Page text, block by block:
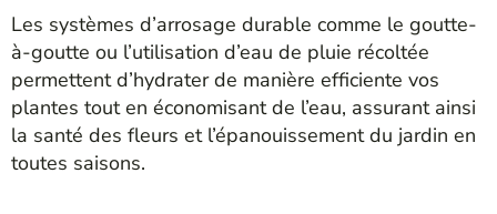
Les systèmes d’arrosage durable comme le goutte-
à-goutte ou l’utilisation d’eau de pluie récoltée
permettent d’hydrater de manière efficiente vos
plantes tout en économisant de l’eau, assurant ainsi
la santé des fleurs et l’épanouissement du jardin en
toutes saisons.